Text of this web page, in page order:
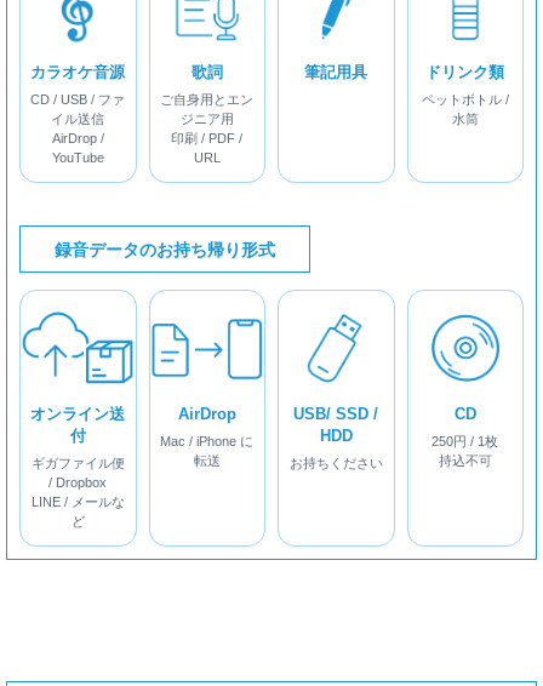
カラオケ音源
CD / USB / ファ
イル送信
AirDrop /
YouTube
歌詞
ご自身用とエン
ジニア用
印刷 / PDF /
URL
筆記用具 ドリンク類
ペットボトル /
水筒
録音データのお持ち帰り形式
オンライン送
付
ギガファイル便
/ Dropbox
LINE / メールな
ど
AirDrop
Mac / iPhone に
転送
USB/ SSD /
HDD
お持ちください
CD
250円 / 1枚
持込不可